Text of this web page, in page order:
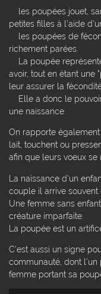
les poupées jouet,
petites filles à l'aide
les poupées de
richement parées.
La poupée
avoir, tout en étant une
leur assurer la
Elle a donc le
une naissance.
On rapporte
lait, touchent ou
afin que leurs voeux se
La naissance d'un
couple il arrive
Une femme sans
créature imparfaite.
La poupée est un
C'est aussi un signe
communauté, dont l'un
femme portant sa